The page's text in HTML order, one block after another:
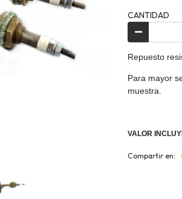
CANTIDAD
Repuesto
Para mayor
muestra.
VALOR
Compartir en: